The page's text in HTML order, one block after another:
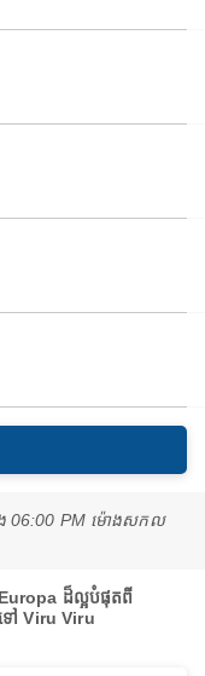
ង 06:00 PM ម៉ោង​សកល
ដ៏ល្អបំផុតពី
ៅ Viru Viru